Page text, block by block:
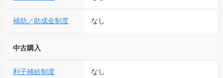
補助／助成金制度 なし
中古購入
利子補給制度 なし